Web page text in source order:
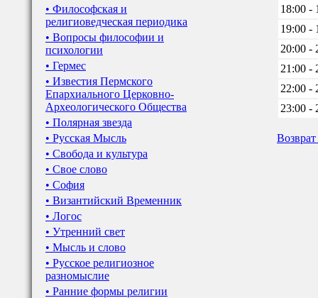
• Философская и
религиоведческая периодика
• Вопросы философии и
психологии
• Гермес
• Известия Пермского
Епархиального Церковно-
Археологического Общества
• Полярная звезда
• Русская Мысль
• Свобода и культура
• Свое слово
• София
• Византийский Временник
• Логос
• Утренний свет
• Мысль и слово
• Русское религиозное
разномыслие
• Ранние формы религии
18:00 -
19:00 -
20:00 -
21:00 -
22:00 -
23:00 -
Возврат